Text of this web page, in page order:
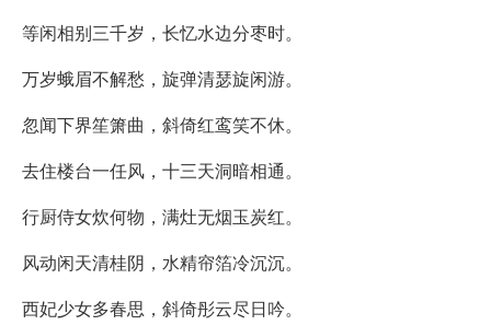
等闲相别三千岁，长忆水边分枣时。
万岁蛾眉不解愁，旋弹清瑟旋闲游。
忽闻下界笙箫曲，斜倚红鸾笑不休。
去住楼台一任风，十三天洞暗相通。
行厨侍女炊何物，满灶无烟玉炭红。
风动闲天清桂阴，水精帘箔冷沉沉。
西妃少女多春思，斜倚彤云尽日吟。